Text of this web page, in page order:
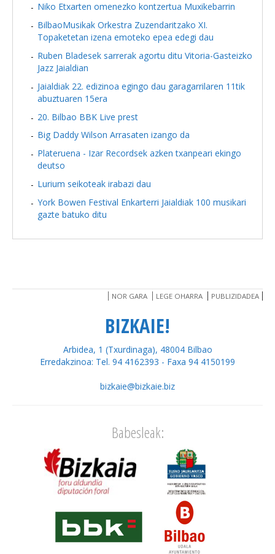
Niko Etxarten omenezko kontzertua Muxikebarrin
BilbaoMusikak Orkestra Zuzendaritzako XI.
Topaketetan izena emoteko epea edegi dau
Ruben Bladesek sarrerak agortu ditu Vitoria-Gasteizko
Jazz Jaialdian
Jaialdiak 22. edizinoa egingo dau garagarrilaren 11tik
abuztuaren 15era
20. Bilbao BBK Live prest
Big Daddy Wilson Arrasaten izango da
Plateruena - Izar Recordsek azken txanpeari ekingo
deutso
Lurium seikoteak irabazi dau
York Bowen Festival Enkarterri Jaialdiak 100 musikari
gazte batuko ditu
NOR GARA LEGE OHARRA PUBLIZIDADEA
BIZKAIE!
Arbidea, 1 (Txurdinaga), 48004 Bilbao
Erredakzinoa: Tel. 94 4162393 - Faxa 94 4150199
bizkaie@bizkaie.biz
Babesleak: